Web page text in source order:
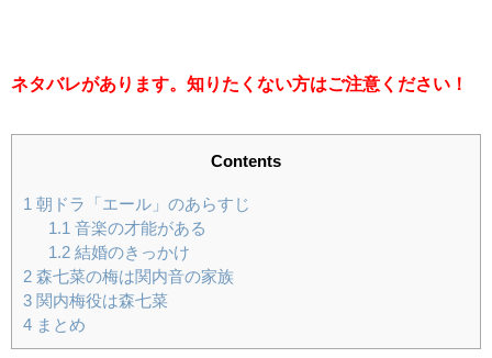
ネタバレがあります。知りたくない方はご注意ください！
Contents
1 朝ドラ「エール」のあらすじ
1.1 音楽の才能がある
1.2結婚のきっかけ
2 森七菜の梅は関内音の家族
3 関内梅役は森七菜
4 まとめ